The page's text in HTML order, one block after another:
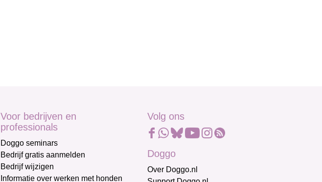
Voor bedrijven en
professionals
Doggo seminars
Bedrijf gratis aanmelden
Bedrijf wijzigen
Informatie over werken met honden
Volg ons
Doggo
Over Doggo.nl